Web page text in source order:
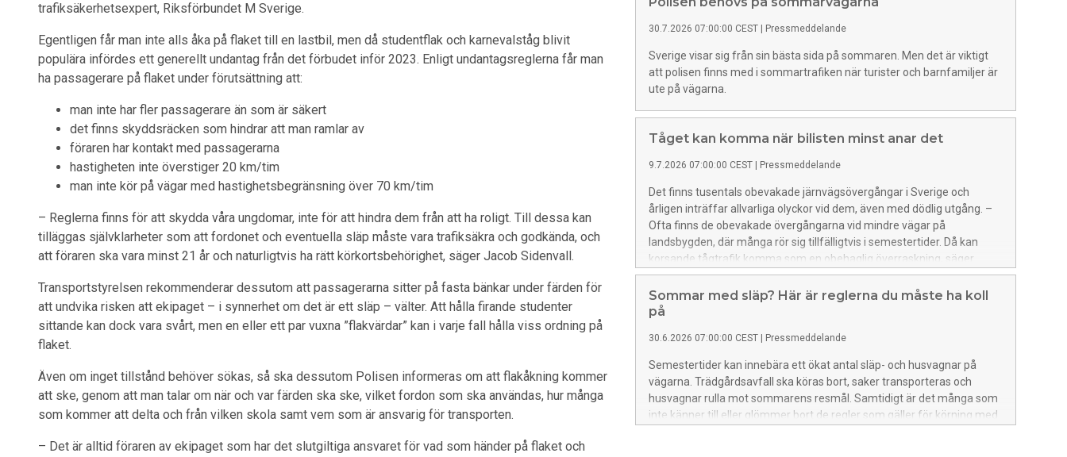
trafiksäkerhetsexpert, Riksförbundet M Sverige.
Egentligen får man inte alls åka på flaket till en lastbil, men då studentflak och karnevalståg blivit
populära infördes ett generellt undantag från det förbudet inför 2023. Enligt undantagsreglerna får man
ha passagerare på flaket under förutsättning att:
man inte har fler passagerare än som är säkert
det finns skyddsräcken som hindrar att man ramlar av
föraren har kontakt med passagerarna
hastigheten inte överstiger 20 km/tim
man inte kör på vägar med hastighetsbegränsning över 70 km/tim
– Reglerna finns för att skydda våra ungdomar, inte för att hindra dem från att ha roligt. Till dessa kan
tilläggas självklarheter som att fordonet och eventuella släp måste vara trafiksäkra och godkända, och
att föraren ska vara minst 21 år och naturligtvis ha rätt körkortsbehörighet, säger Jacob Sidenvall.
Transportstyrelsen rekommenderar dessutom att passagerarna sitter på fasta bänkar under färden för
att undvika risken att ekipaget – i synnerhet om det är ett släp – välter. Att hålla firande studenter
sittande kan dock vara svårt, men en eller ett par vuxna ”flakvärdar” kan i varje fall hålla viss ordning på
flaket.
Även om inget tillstånd behöver sökas, så ska dessutom Polisen informeras om att flakåkning kommer
att ske, genom att man talar om när och var färden ska ske, vilket fordon som ska användas, hur många
som kommer att delta och från vilken skola samt vem som är ansvarig för transporten.
– Det är alltid föraren av ekipaget som har det slutgiltiga ansvaret för vad som händer på flaket och
30.7.2026 07:00:00 CEST Pressmeddelande
Sverige visar sig från sin bästa sida på sommaren. Men det är viktigt
att polisen finns med i sommartrafiken när turister och barnfamiljer är
ute på vägarna.
Tåget kan komma när bilisten minst anar det
9.7.2026 07:00:00 CEST Pressmeddelande
Det finns tusentals obevakade järnvägsövergångar i Sverige och
årligen inträffar allvarliga olyckor vid dem, även med dödlig utgång. –
Ofta finns de obevakade övergångarna vid mindre vägar på
landsbygden, där många rör sig tillfälligtvis i semestertider. Då kan
korsande tågtrafik komma som en obehaglig överraskning, säger
Heléne Lilja, vd på Riksförbundet M Sverige.
Sommar med släp? Här är reglerna du måste ha koll
på
30.6.2026 07:00:00 CEST Pressmeddelande
Semestertider kan innebära ett ökat antal släp- och husvagnar på
vägarna. Trädgårdsavfall ska köras bort, saker transporteras och
husvagnar rulla mot sommarens resmål. Samtidigt är det många som
inte känner till eller glömmer bort de regler som gäller för körning med